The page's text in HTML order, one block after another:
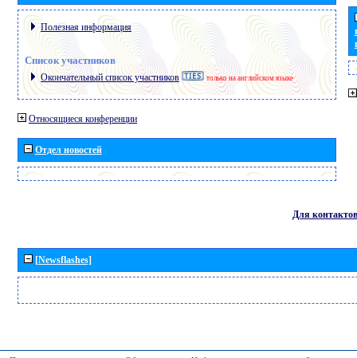
Полезная информация
Список участников
Окончательный список участников только на английском языке
Относящиеся конференции
Отдел новостей
Для контактов
[Newsflashes]